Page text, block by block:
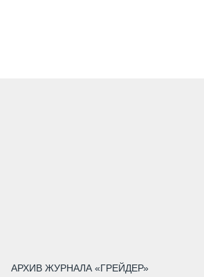
АРХИВ ЖУРНАЛА «ГРЕЙДЕР»